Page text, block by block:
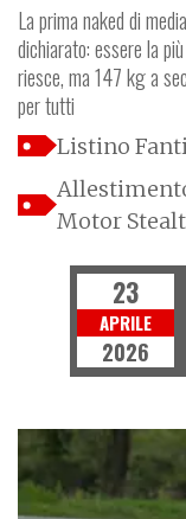
La prima naked di
dichiarato: essere la
riesce, ma 147 kg a
per tutti
Listino
Motor
23
APRILE
2026